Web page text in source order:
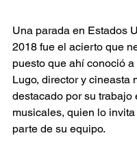
Una parada en Estados
2018 fue el acierto que
puesto que ahí conoció
Lugo, director y cineasta
destacado por su trabajo
musicales, quien lo
parte de su equipo.